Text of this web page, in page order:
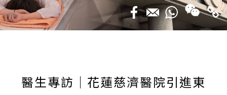
醫生專訪｜花蓮慈濟醫院引進東